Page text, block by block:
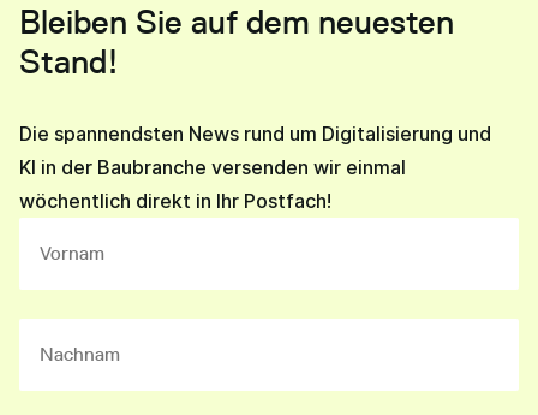
Bleiben Sie auf dem neuesten
Stand!
Die spannendsten News rund um Digitalisierung und
KI in der Baubranche versenden wir einmal
wöchentlich direkt in Ihr Postfach!